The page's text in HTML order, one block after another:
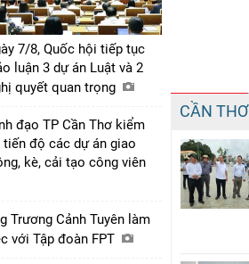
7/8, Quốc hội tiếp tục
luận 3 dự án Luật và 2
quyết quan trọng
đạo TP Cần Thơ kiểm
tiến độ các dự án giao
kè, cải tạo công viên
Trương Cảnh Tuyên làm
với Tập đoàn FPT
CẦN THƠ